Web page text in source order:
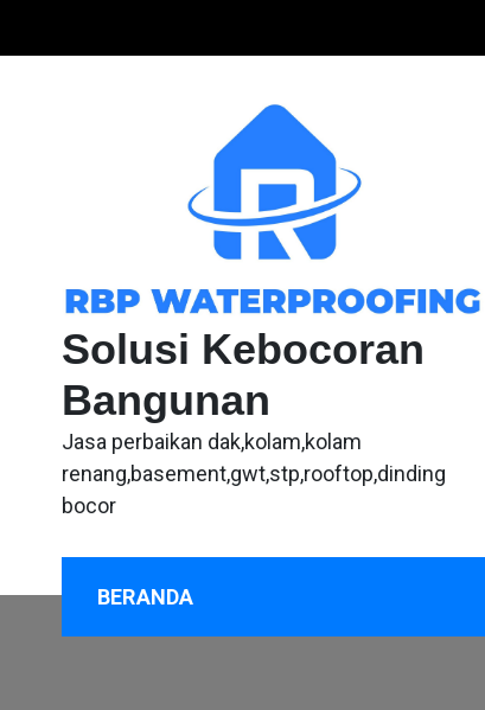
Solusi Kebocoran
Bangunan
Jasa perbaikan dak,kolam,kolam
renang,basement,gwt,stp,rooftop,dinding
bocor
BERANDA